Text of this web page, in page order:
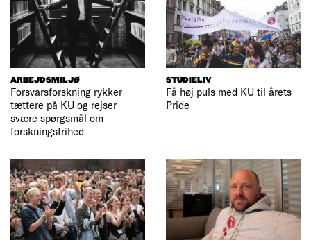
ARBEJDSMILJØ
Forsvarsforskning rykker
tættere på KU og rejser
svære spørgsmål om
forskningsfrihed
STUDIELIV
Få høj puls med KU til årets
Pride